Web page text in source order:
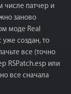
числе патчер и
заново
моде Real
уже создан, то
все (точно
RSPatch.esp или
все сначала